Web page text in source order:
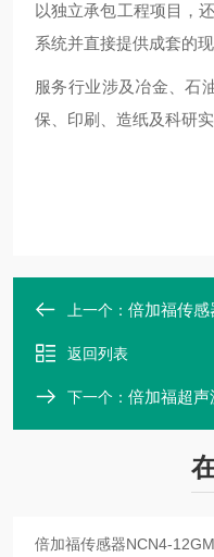
以独立承包工程项目，
系统并直接提供成套的
服务行业涉及冶金、石
保、印刷、造纸及科研实
上一个： 倍加福传感
返回列表
下一个： 倍加福超声